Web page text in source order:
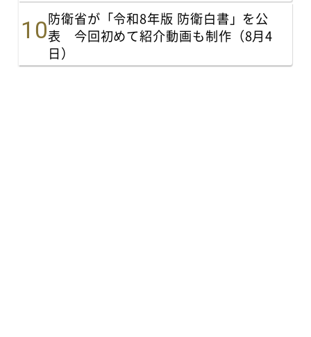
防衛省が「令和8年版 防衛白書」を公
表 今回初めて紹介動画も制作（8月4
日）